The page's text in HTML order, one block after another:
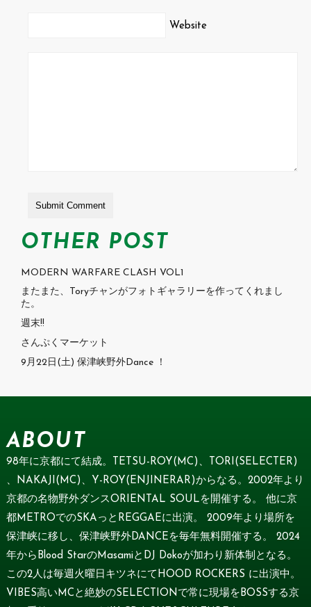
Website
OTHER POST
MODERN WARFARE CLASH VOL1
またまた、Toryチャンがフォトギャラリーを作ってくれまし
た。
週末!!
さんぷくマーケット
9月22日(土) 保津峡野外Dance ！
ABOUT
98年に京都にて結成。TETSU-ROY(MC)、TORI(SELECTER)
、NAKAJI(MC)、Y-ROY(ENJINERAR)からなる。2002年より
京都の名物野外ダンスORIENTAL SOULを開催する。 他に京
都METROでのSKAっとREGGAEに出演。 2009年より場所を
保津峡に移し、保津峡野外DANCEを毎年無料開催する。 2024
年からBlood StarのMasamiとDJ Dokoが加わり新体制となる。
この2人は毎週火曜日キツネにてHOOD ROCKERS に出演中。
VIBES高いMCと絶妙のSELECTIONで常に現場をBOSSする京